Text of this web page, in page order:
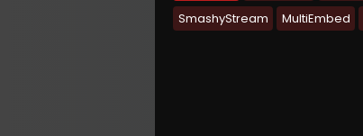
SmashyStream
MultiEmbed